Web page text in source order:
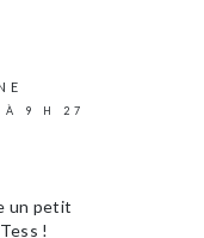
À 9 H 27
un petit
!